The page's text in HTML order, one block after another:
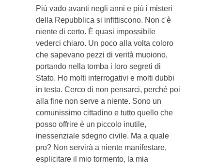
Più vado avanti negli anni e più i misteri
della Repubblica si infittiscono. Non c'è
niente di certo. È quasi impossibile
vederci chiaro. Un poco alla volta coloro
che sapevano pezzi di verità muoiono,
portando nella tomba i loro segreti di
Stato. Ho molti interrogativi e molti dubbi
in testa. Cerco di non pensarci, perché poi
alla fine non serve a niente. Sono un
comunissimo cittadino e tutto quello che
posso offrire è un piccolo inutile,
inessenziale sdegno civile. Ma a quale
pro? Non servirà a niente manifestare,
esplicitare il mio tormento, la mia